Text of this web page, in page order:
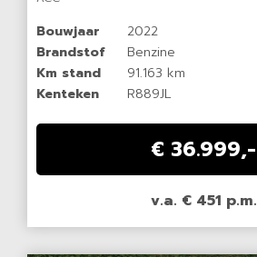
Bouwjaar
2022
Brandstof
Benzine
Km stand
91.163 km
Kenteken
R889JL
€ 36.999,-
v.a. € 451 p.m.